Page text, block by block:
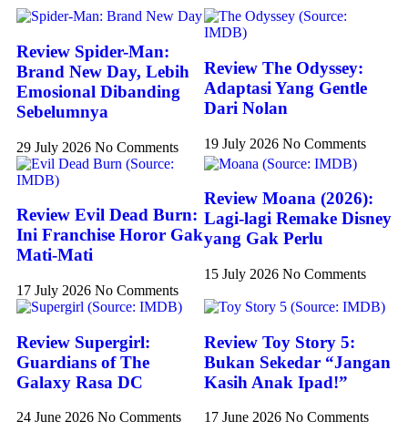
Review Spider-Man:
Brand New Day, Lebih
Emosional Dibanding
Sebelumnya
29 July 2026 No Comments
Review The Odyssey:
Adaptasi Yang Gentle
Dari Nolan
19 July 2026 No Comments
Review Evil Dead Burn:
Ini Franchise Horor Gak
Mati-Mati
17 July 2026 No Comments
Review Moana (2026):
Lagi-lagi Remake Disney
yang Gak Perlu
15 July 2026 No Comments
Review Supergirl:
Guardians of The
Galaxy Rasa DC
24 June 2026 No Comments
Review Toy Story 5:
Bukan Sekedar “Jangan
Kasih Anak Ipad!”
17 June 2026 No Comments